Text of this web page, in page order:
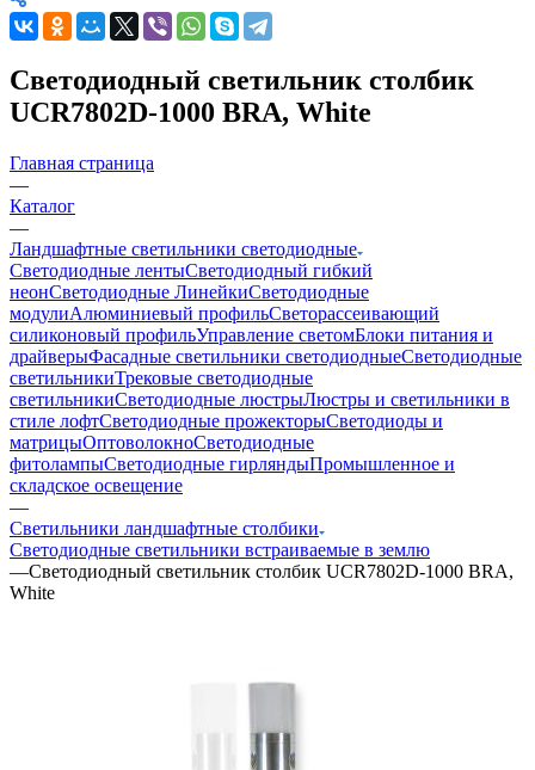
Светодиодный светильник столбик
UCR7802D-1000 BRA, White
Главная страница
—
Каталог
—
Ландшафтные светильники светодиодные
Светодиодные лентыСветодиодный гибкий
неонСветодиодные ЛинейкиСветодиодные
модулиАлюминиевый профильСветорассеивающий
силиконовый профильУправление светомБлоки питания и
драйверыФасадные светильники светодиодныеСветодиодные
светильникиТрековые светодиодные
светильникиСветодиодные люстрыЛюстры и светильники в
стиле лофтСветодиодные прожекторыСветодиоды и
матрицыОптоволокноСветодиодные
фитолампыСветодиодные гирляндыПромышленное и
складское освещение
—
Светильники ландшафтные столбики
Светодиодные светильники встраиваемые в землю
—Светодиодный светильник столбик UCR7802D-1000 BRA,
White